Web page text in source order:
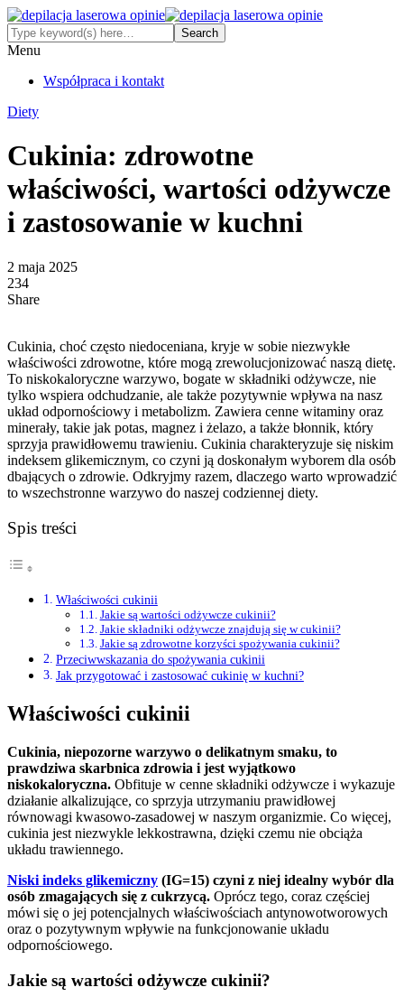
Menu
Współpraca i kontakt
Diety
Cukinia: zdrowotne
właściwości, wartości odżywcze
i zastosowanie w kuchni
2 maja 2025
234
Share
Cukinia, choć często niedoceniana, kryje w sobie niezwykłe
właściwości zdrowotne, które mogą zrewolucjonizować naszą dietę.
To niskokaloryczne warzywo, bogate w składniki odżywcze, nie
tylko wspiera odchudzanie, ale także pozytywnie wpływa na nasz
układ odpornościowy i metabolizm. Zawiera cenne witaminy oraz
minerały, takie jak potas, magnez i żelazo, a także błonnik, który
sprzyja prawidłowemu trawieniu. Cukinia charakteryzuje się niskim
indeksem glikemicznym, co czyni ją doskonałym wyborem dla osób
dbających o zdrowie. Odkryjmy razem, dlaczego warto wprowadzić
to wszechstronne warzywo do naszej codziennej diety.
Spis treści
Właściwości cukinii
Jakie są wartości odżywcze cukinii?
Jakie składniki odżywcze znajdują się w cukinii?
Jakie są zdrowotne korzyści spożywania cukinii?
Przeciwwskazania do spożywania cukinii
Jak przygotować i zastosować cukinię w kuchni?
Właściwości cukinii
Cukinia, niepozorne warzywo o delikatnym smaku, to
prawdziwa skarbnica zdrowia i jest wyjątkowo
niskokaloryczna. Obfituje w cenne składniki odżywcze i wykazuje
działanie alkalizujące, co sprzyja utrzymaniu prawidłowej
równowagi kwasowo-zasadowej w naszym organizmie. Co więcej,
cukinia jest niezwykle lekkostrawna, dzięki czemu nie obciąża
układu trawiennego.
Niski indeks glikemiczny (IG=15) czyni z niej idealny wybór dla
osób zmagających się z cukrzycą. Oprócz tego, coraz częściej
mówi się o jej potencjalnych właściwościach antynowotworowych
oraz o pozytywnym wpływie na funkcjonowanie układu
odpornościowego.
Jakie są wartości odżywcze cukinii?